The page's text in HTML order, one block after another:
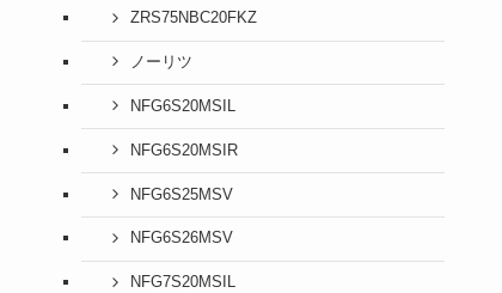
ZRS75NBC20FKZ
ノーリツ
NFG6S20MSIL
NFG6S20MSIR
NFG6S25MSV
NFG6S26MSV
NFG7S20MSIL